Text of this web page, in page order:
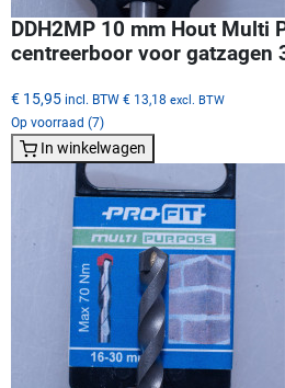
DDH2MP 10 mm Hout Multi
centreerboor voor gatzagen
€ 15,95 incl. BTW € 13,18 excl. BTW
Op voorraad (7)
In winkelwagen